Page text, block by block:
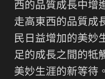
西的品質成長中增
走高東西的品質成
民日益增加的美妙
足的成長之間的牴
美妙生涯的新等待